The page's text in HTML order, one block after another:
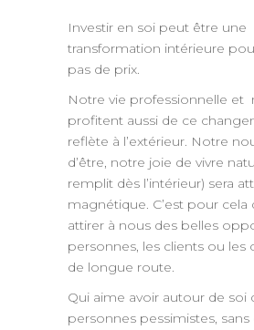
Investir en soi peut être une
transformation intérieure
pas de prix.
Notre vie professionnelle et
profitent aussi de ce
reflète à l’extérieur. Notre
d’être, notre joie de vivre
remplit dès l’intérieur) sera
magnétique. C’est pour cela
attirer à nous des belles
personnes, les clients ou
de longue route.
Qui aime avoir autour de soi
personnes pessimistes, sans